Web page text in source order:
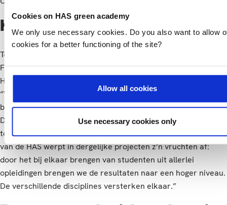
Cookies on HAS green academy
We only use necessary cookies. Do you also want to allow
cookies for a better functioning of the site?
Allow all cookies
Use necessary cookies only
Kringlooplandbouw
Tot nu toe zijn er binnen ‘Groene Cirkel Duurzame
Fritesketen’ dus mooie initiatieven ontstaan waar HAS
Hogeschool een wezenlijke rol in heeft kunnen spelen. Coen:
“We hebben de afgelopen 1,5 jaar echt stappen gezet
bijdragen aan de transitie naar een kringlooplandbouw.
Daarnaast hebben we kennis en ervaring opgedaan die we
terug kunnen brengen in ons onderwijs. De integrale aanpak
van de HAS werpt in dergelijke projecten z’n vruchten af:
door het bij elkaar brengen van studenten uit allerlei
opleidingen brengen we de resultaten naar een hoger niveau.
De verschillende disciplines versterken elkaar.”